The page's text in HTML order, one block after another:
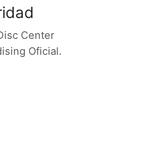
Center
Oficial.